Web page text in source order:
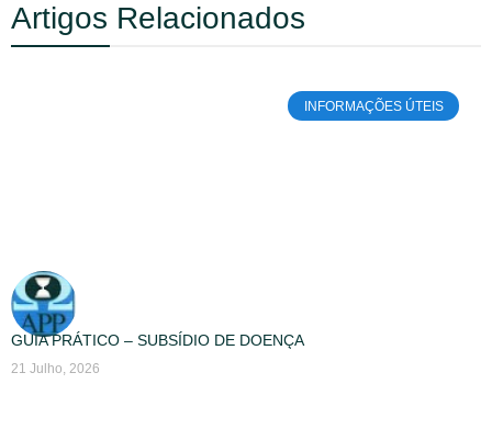
Artigos Relacionados
INFORMAÇÕES ÚTEIS
GUIA PRÁTICO – SUBSÍDIO DE DOENÇA
21 Julho, 2026